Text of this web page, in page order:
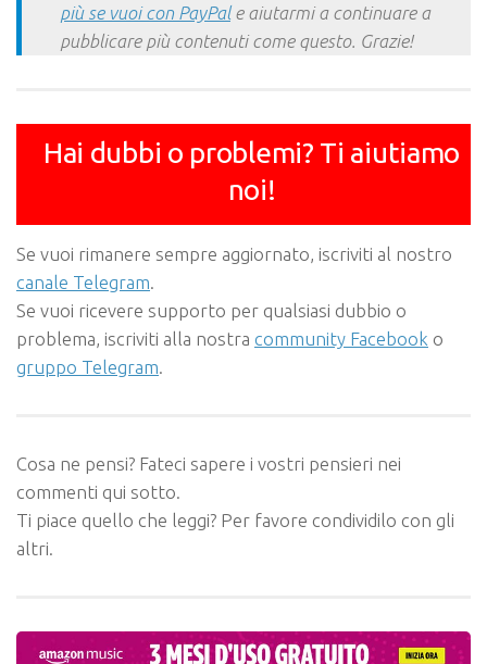
più se vuoi con PayPale aiutarmi a continuare a
pubblicare più contenuti come questo. Grazie!
Hai dubbi o problemi? Ti aiutiamo
noi!
Se vuoi rimanere sempre aggiornato, iscriviti al nostro
canale Telegram.
Se vuoi ricevere supporto per qualsiasi dubbio o
problema, iscriviti alla nostra community Facebook o
gruppo Telegram.
Cosa ne pensi? Fateci sapere i vostri pensieri nei
commenti qui sotto.
Ti piace quello che leggi? Per favore condividilo con gli
altri.